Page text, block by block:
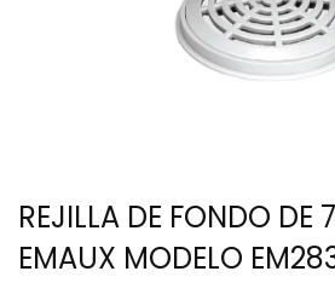
REJILLA DE FONDO
EMAUX MODELO